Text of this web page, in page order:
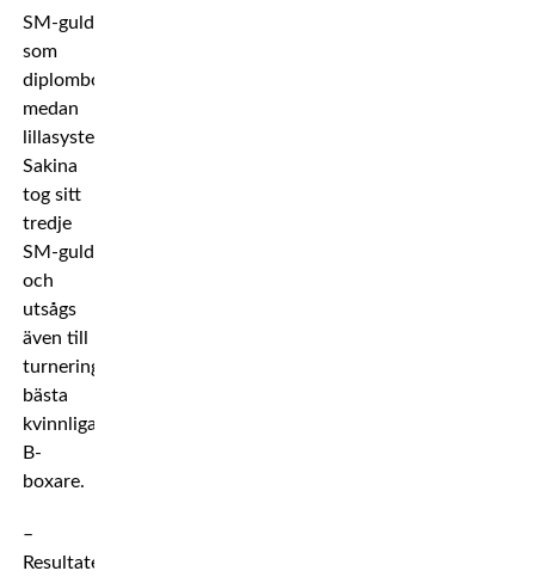
SM-guld
som
diplomboxare
medan
lillasyster
Sakina
tog sitt
tredje
SM-guld
och
utsågs
även till
turneringens
bästa
kvinnliga
B-
boxare.
–
Resultaten